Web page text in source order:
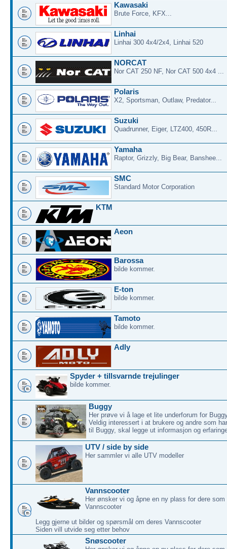
Kawasaki
Brute Force, KFX...
Linhai
Linhai 300 4x4/2x4, Linhai 520
NORCAT
Nor CAT 250 NF, Nor CAT 500 4x4 ...
Polaris
X2, Sportsman, Outlaw, Predator...
Suzuki
Quadrunner, Eiger, LTZ400, 450R...
Yamaha
Raptor, Grizzly, Big Bear, Banshee...
SMC
Standard Motor Corporation
KTM
Aeon
Barossa
bilde kommer.
E-ton
bilde kommer.
Tamoto
bilde kommer.
Adly
Spyder + tillsvarnde trejulinger
bilde kommer.
Buggy
Her prøve vi å lage et lite underforum for
Veldig interessert i at brukere og andre som
til Buggy, skal legge ut informasjon og
UTV / side by side
Her sammler vi alle UTV modeller
Vannscooter
Her ønsker vi og åpne en ny plass for dere som
Vannscooter
Legg gjerne ut bilder og spørsmål om deres Vannscooter
Siden vill utvide seg etter behov
Snøscooter